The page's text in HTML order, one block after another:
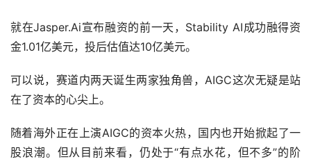
就在Jasper.Ai宣布融资的前一天，Stability AI成功融得资
金1.01亿美元，投后估值达10亿美元。
可以说，赛道内两天诞生两家独角兽，AIGC这次无疑是站
在了资本的心尖上。
随着海外正在上演AIGC的资本火热，国内也开始掀起了一
股浪潮。但从目前来看，仍处于“有点水花，但不多”的阶